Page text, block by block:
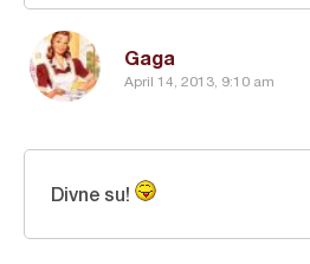
Gaga
April 14, 2013, 9:10 am
Divne su!